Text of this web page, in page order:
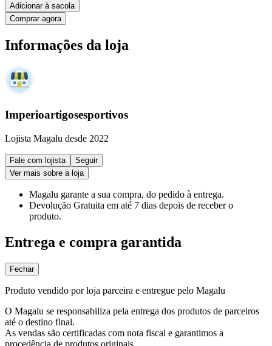
Adicionar à sacola
Comprar agora
Informações da loja
Imperioartigosesportivos
Lojista Magalu desde 2022
Fale com lojista
Seguir
Ver mais sobre a loja
Magalu garante a sua compra, do pedido à entrega.
Devolução Gratuita em até 7 dias depois de receber o
produto.
Entrega e compra garantida
Fechar
Produto vendido por loja parceira e entregue pelo Magalu
O Magalu se responsabiliza pela entrega dos produtos de parceiros
até o destino final.
As vendas são certificadas com nota fiscal e garantimos a
procedência de produtos originais.